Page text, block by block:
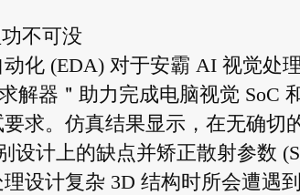
不可没
化 (EDA) 对于安霸 AI 视觉处
解器＂助力完成电脑视觉 SoC
求。仿真结果显示，在无确切
设计上的缺点并矫正散射参数
设计复杂 3D 结构时所会遭遇